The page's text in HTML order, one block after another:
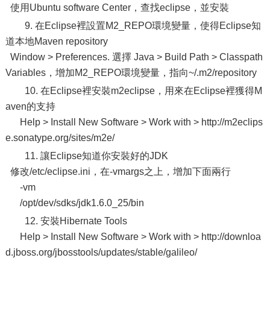
使用Ubuntu software Center，查找eclipse，並安裝
9. 在Eclipse裡設置M2_REPO環境變量，使得Eclipse知
道本地Maven repository
Window > Preferences. 選擇 Java > Build Path > Classpath
Variables，增加M2_REPO環境變量，指向~/.m2/repository
10. 在Eclipse裡安裝m2eclipse，用來在Eclipse裡獲得M
aven的支持
Help > Install New Software > Work with > http://m2eclips
e.sonatype.org/sites/m2e/
11. 讓Eclipse知道你安裝好的JDK
修改/etc/eclipse.ini，在-vmargs之上，增加下面兩行
-vm
/opt/dev/sdks/jdk1.6.0_25/bin
12. 安裝Hibernate Tools
Help > Install New Software > Work with > http://downloa
d.jboss.org/jbosstools/updates/stable/galileo/